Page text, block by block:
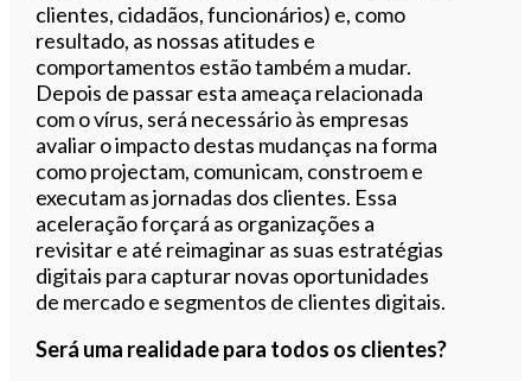
clientes, cidadãos, funcionários) e, como
resultado, as nossas atitudes e
comportamentos estão também a mudar.
Depois de passar esta ameaça relacionada
com o vírus, será necessário às empresas
avaliar o impacto destas mudanças na forma
como projectam, comunicam, constroem e
executam as jornadas dos clientes. Essa
aceleração forçará as organizações a
revisitar e até reimaginar as suas estratégias
digitais para capturar novas oportunidades
de mercado e segmentos de clientes digitais.
Será uma realidade para todos os clientes?